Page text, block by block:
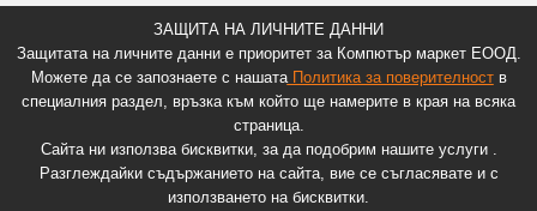
ЗАЩИТА НА ЛИЧНИТЕ ДАННИ
Защитата на личните данни е приоритет за Компютър маркет ЕООД.
Можете да се запознаете с нашатаПолитика за поверителноств
специалния раздел, връзка към който ще намерите в края на всяка
страница.
Сайта ни използва бисквитки, за да подобрим нашите услуги .
Разглеждайки съдържанието на сайта, вие се съгласявате и с
използването на бисквитки.